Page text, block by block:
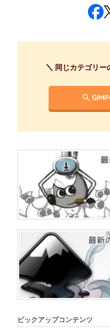
同じカテゴリー
ピックアップコンテンツ